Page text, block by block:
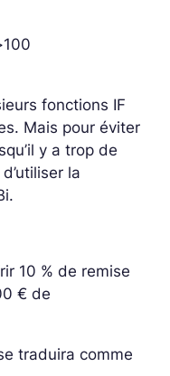
fonctions IF
Mais pour éviter
y a trop de
la
10 % de remise
€ de
traduira comme